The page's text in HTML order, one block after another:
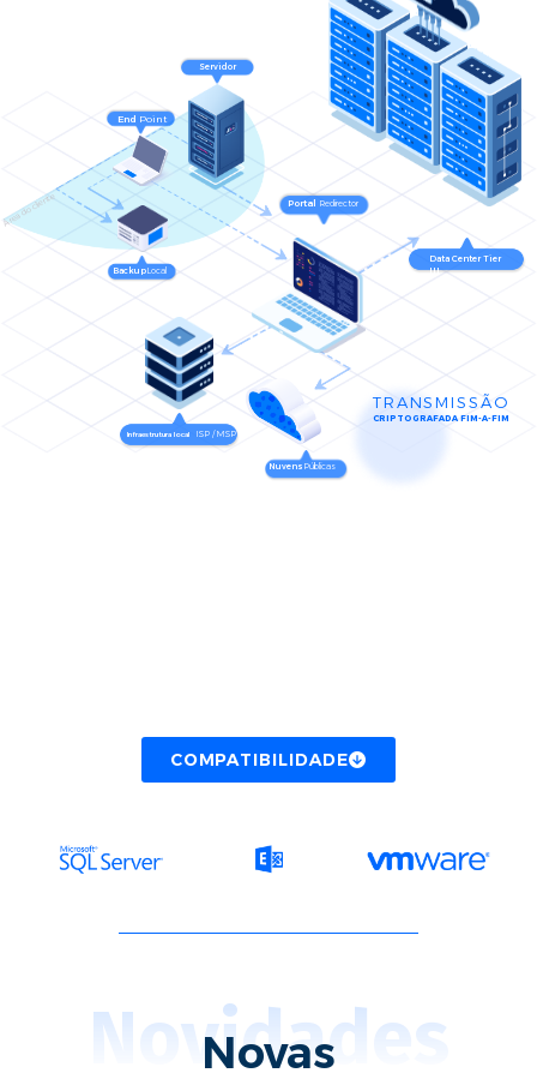
Redirector
Portal
Nuvens Públicas
Infraestrutura local ISP / MSP
Data Center Tier
III
BackupLocal
End Point
Servidor
TRANSMISSÃO
CRIPTOGRAFADA FIM-A-FIM​
Área do cliente
COMPATIBILIDADE
Novidades
Novas